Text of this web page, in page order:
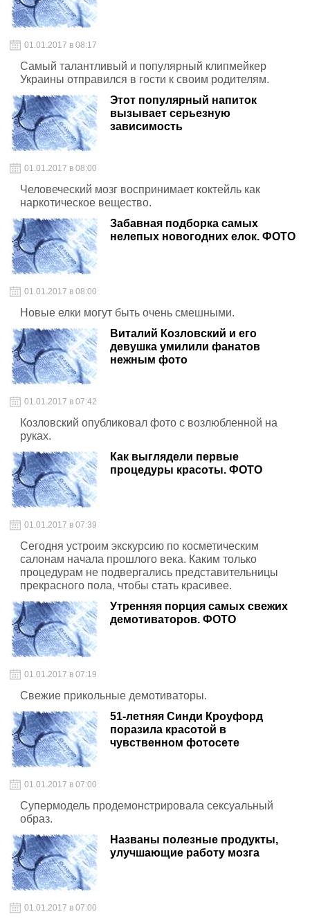
01.01.2017 в 08:17
Самый талантливый и популярный клипмейкер
Украины отправился в гости к своим родителям.
Этот популярный напиток
вызывает серьезную
зависимость
01.01.2017 в 08:00
Человеческий мозг воспринимает коктейль как
наркотическое вещество.
Забавная подборка самых
нелепых новогодних елок. ФОТО
01.01.2017 в 08:00
Новые елки могут быть очень смешными.
Виталий Козловский и его
девушка умилили фанатов
нежным фото
01.01.2017 в 07:42
Козловский опубликовал фото с возлюбленной на
руках.
Как выглядели первые
процедуры красоты. ФОТО
01.01.2017 в 07:39
Сегодня устроим экскурсию по косметическим
салонам начала прошлого века. Каким только
процедурам не подвергались представительницы
прекрасного пола, чтобы стать красивее.
Утренняя порция самых свежих
демотиваторов. ФОТО
01.01.2017 в 07:19
Свежие прикольные демотиваторы.
51-летняя Синди Кроуфорд
поразила красотой в
чувственном фотосете
01.01.2017 в 07:00
Супермодель продемонстрировала сексуальный
образ.
Названы полезные продукты,
улучшающие работу мозга
01.01.2017 в 07:00